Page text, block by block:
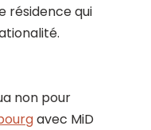
résidence qui
non pour
avec MiD